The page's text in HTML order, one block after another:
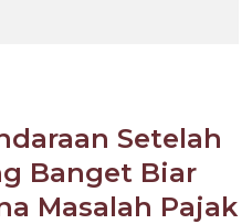
Setelah
Banget Biar
Masalah Pajak